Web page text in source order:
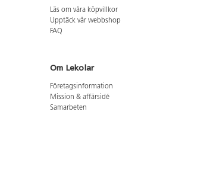
Läs om våra köpvillkor
Upptäck vår webbshop
FAQ
Om Lekolar
Företagsinformation
Mission & affärsidé
Samarbeten